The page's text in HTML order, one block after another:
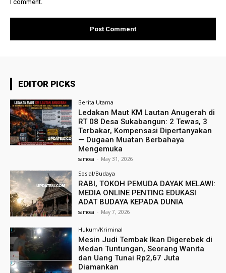
I comment.
EDITOR PICKS
Berita Utama
Ledakan Maut KM Lautan Anugerah di
RT 08 Desa Sukabangun: 2 Tewas, 3
Terbakar, Kompensasi Dipertanyakan
— Dugaan Muatan Berbahaya
Mengemuka
samosa - May 31, 2026
Sosial/Budaya
RABI, TOKOH PEMUDA DAYAK MELAWI:
MEDIA ONLINE PENTING EDUKASI
ADAT BUDAYA KEPADA DUNIA
samosa - May 7, 2026
Hukum/Kriminal
Mesin Judi Tembak Ikan Digerebek di
Medan Tuntungan, Seorang Wanita
dan Uang Tunai Rp2,67 Juta
Diamankan